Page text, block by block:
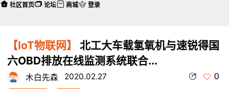
【IoT物联网】
北工大车载氢氧机与速锐得国
六OBD排放在线监测系统联合...
木白先森 2020.02.27 0
社区首页 论坛 商城 登录